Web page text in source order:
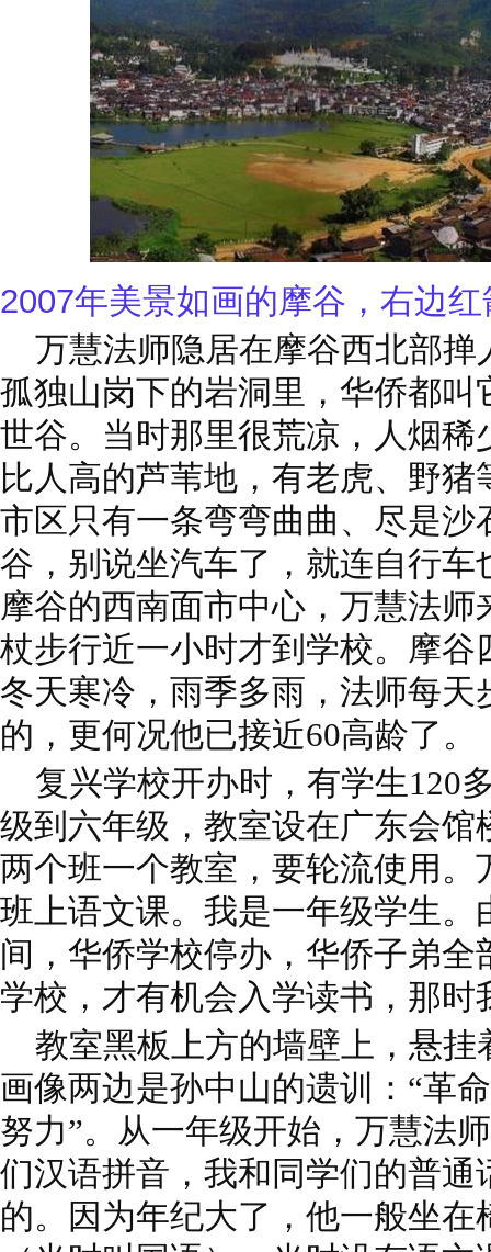
2007年美景如画的摩谷，右边
万慧法师隐居在摩谷西北部掸
孤独山岗下的岩洞里，华侨都叫
世谷。当时那里很荒凉，人烟稀
比人高的芦苇地，有老虎、野
市区只有一条弯弯曲曲、尽是沙
谷，别说坐汽车了，就连自行车
摩谷的西南面市中心，万慧法
杖步行近一小时才到学校。摩谷
冬天寒冷，雨季多雨，法师每
的，更何况他已接近60高龄了。
复兴学校开办时，有学生120
级到六年级，教室设在广东会馆
两个班一个教室，要轮流使用。
班上语文课。我是一年级学生。
间，华侨学校停办，华侨子弟
学校，才有机会入学读书，那时
教室黑板上方的墙壁上，悬挂
画像两边是孙中山的遗训：“革
努力”。从一年级开始，万慧法
们汉语拼音，我和同学们的普通
的。因为年纪大了，他一般坐